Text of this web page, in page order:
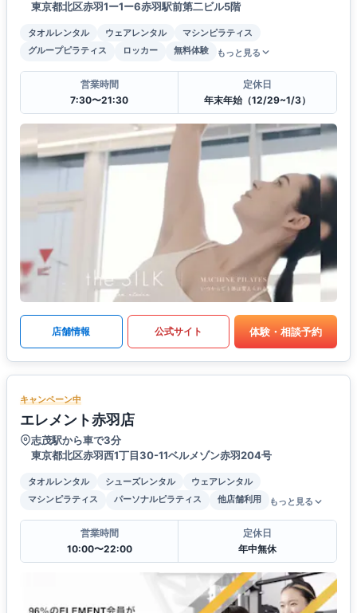
東京都北区赤羽1ー1ー6赤羽駅前第二ビル5階
タオルレンタル ウェアレンタル
マシンピラティス
グループピラティス
ロッカー 無料体験 もっと見る
営業時間
7:30〜21:30
定休日
年末年始（12/29~1/3）
店舗情報 公式サイト 体験・相談予約
キャンペーン中
エレメント赤羽店
志茂駅から車で3分
東京都北区赤羽西1丁目30-11ベルメゾン赤羽204号
タオルレンタル シューズレンタル
ウェアレンタル
マシンピラティス
パーソナルピラティス 他店舗利用 もっと見る
営業時間
10:00〜22:00
定休日
年中無休